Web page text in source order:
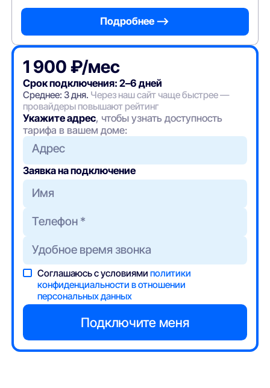
Подробнее —>
1 900 ₽/мес
Срок подключения: 2–6 дней
Среднее: 3 дня. Через наш сайт чаще быстрее —
провайдеры повышают рейтинг
Укажите адрес, чтобы узнать доступность
тарифа в вашем доме:
Адрес
Заявка на подключение
Соглашаюсь с условиямиполитики
конфиденциальности в отношении
персональных данных